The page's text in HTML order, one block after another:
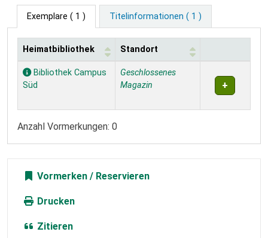
Exemplare ( 1 ) Titelinformationen ( 1 )
Exemplare
Heimatbibliothek Standort
Bibliothek Campus
Süd
Geschlossenes
Magazin
Anzahl Vormerkungen: 0
Vormerken
Drucken
Zitieren